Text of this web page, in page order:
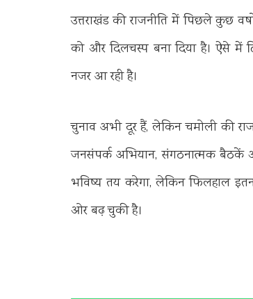
उत्तराखंड की राजनीति में पिछले कुछ
को और दिलचस्प बना दिया है। ऐसे में
नजर आ रही है।
चुनाव अभी दूर हैं, लेकिन चमोली की
जनसंपर्क अभियान, संगठनात्मक बैठकें
भविष्य तय करेगा, लेकिन फिलहाल
ओर बढ़ चुकी है।